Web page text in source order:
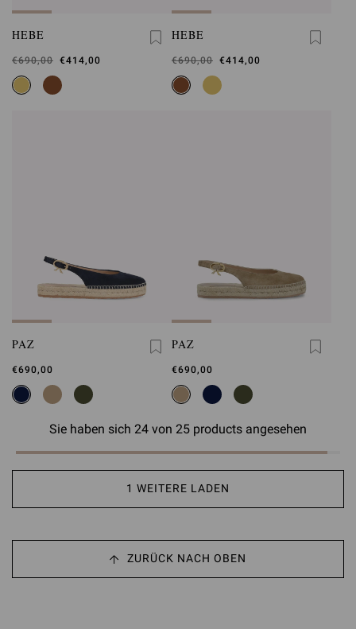
HEBE
Betrug
€690,00
Beträgt €414,00
HEBE
Betrug
€690,00
Beträgt €414,00
PAZ
€690,00
PAZ
€690,00
Sie haben sich 24 von 25 products angesehen
1 WEITERE LADEN
ZURÜCK NACH OBEN